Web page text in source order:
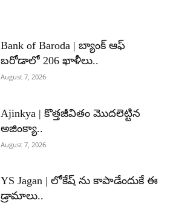
Bank of Baroda | బ్యాంక్‌ ఆఫ్‌
బరోడాలో 206 ఖాళీలు..
August 7, 2026
Ajinkya | కొత్తజీవితం మొదలెట్టిన
అజింక్యా..
August 7, 2026
YS Jagan | లోకేష్ ను కాపాడేందుకే ఈ
డ్రామాలు..